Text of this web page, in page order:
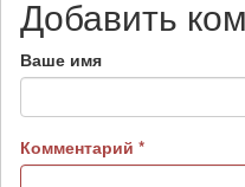
Добавить
Ваше имя
Комментарий *